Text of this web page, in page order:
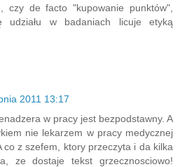
czy de facto "kupowanie punktów",
udziału w badaniach licuje etyką
2011 13:17
w pracy jest bezpodstawny. A
nie lekarzem w pracy medycznej
co z szefem, ktory przeczyta i da kilka
ze dostaje tekst grzecznosciowo!